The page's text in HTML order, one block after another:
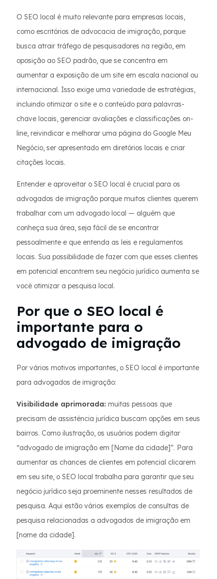
O SEO local é muito relevante para empresas locais,
como escritórios de advocacia de imigração, porque
busca atrair tráfego de pesquisadores na região, em
oposição ao SEO padrão, que se concentra em
aumentar a exposição de um site em escala nacional ou
internacional. Isso exige uma variedade de estratégias,
incluindo otimizar o site e o conteúdo para palavras-
chave locais, gerenciar avaliações e classificações on-
line, reivindicar e melhorar uma página do Google Meu
Negócio, ser apresentado em diretórios locais e criar
citações locais.
Entender e aproveitar o SEO local é crucial para os
advogados de imigração porque muitos clientes querem
trabalhar com um advogado local — alguém que
conheça sua área, seja fácil de se encontrar
pessoalmente e que entenda as leis e regulamentos
locais. Sua possibilidade de fazer com que esses clientes
em potencial encontrem seu negócio jurídico aumenta se
você otimizar a pesquisa local.
Por que o SEO local é
importante para o
advogado de imigração
Por vários motivos importantes, o SEO local é importante
para advogados de imigração:
Visibilidade aprimorada: muitas pessoas que
precisam de assistência jurídica buscam opções em seus
bairros. Como ilustração, os usuários podem digitar
“advogado de imigração em [Nome da cidade]”. Para
aumentar as chances de clientes em potencial clicarem
em seu site, o SEO local trabalha para garantir que seu
negócio jurídico seja proeminente nesses resultados de
pesquisa. Aqui estão vários exemplos de consultas de
pesquisa relacionadas a advogados de imigração em
[nome da cidade].